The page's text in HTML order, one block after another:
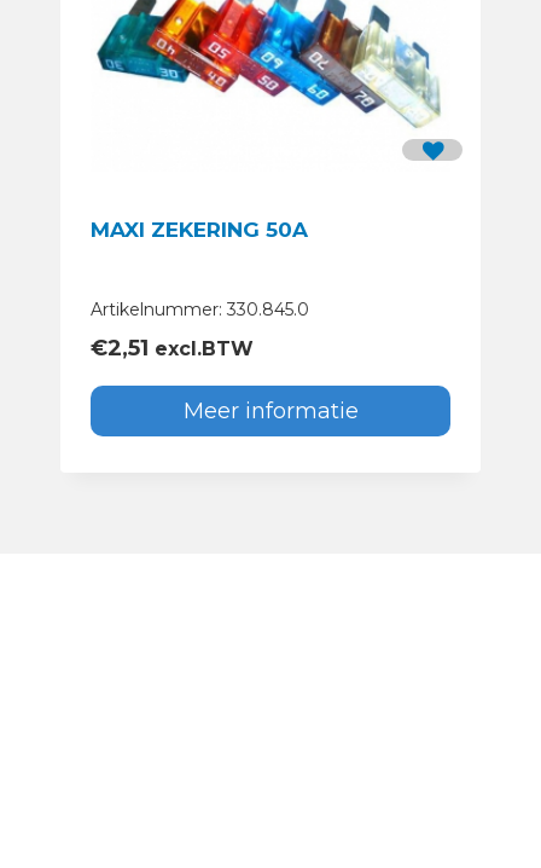
MAXI ZEKERING 50A
Artikelnummer: 330.845.0
€2,51 excl.BTW
Meer informatie